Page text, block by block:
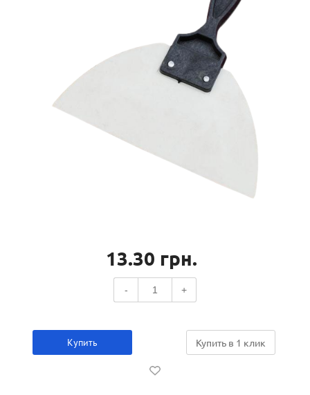
13.30 грн.
- +
Купить Купить в 1 клик